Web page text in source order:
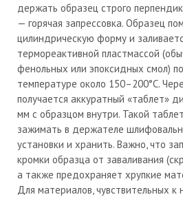
держать образец строго
— горячая запрессовка. Образец
цилиндрическую форму и
термореактивной пластмассой
фенольных или эпоксидных смол)
температуре около 150–200°C.
получается аккуратный «таблет»
мм с образцом внутри. Такой
зажимать в держателе
установки и хранить. Важно, что
кромки образца от заваливания
а также предохраняет хрупкие
Для материалов, чувствительных к